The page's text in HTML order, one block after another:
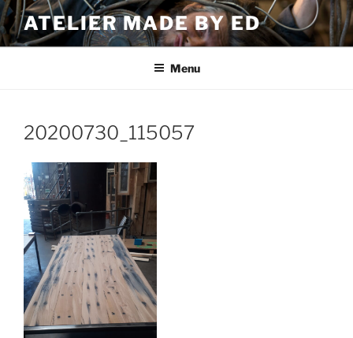
Ga
naar
de
ATELIER MADE BY ED
Menu
20200730_115057